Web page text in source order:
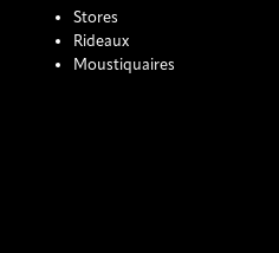
Stores
Rideaux
Moustiquaires